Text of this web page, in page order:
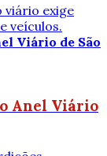
viário exige
veículos.
Anel Viário